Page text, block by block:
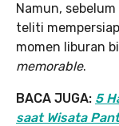
Namun,
teliti
momen liburan
memorable.
BACA JUGA: 5
saat Wisata